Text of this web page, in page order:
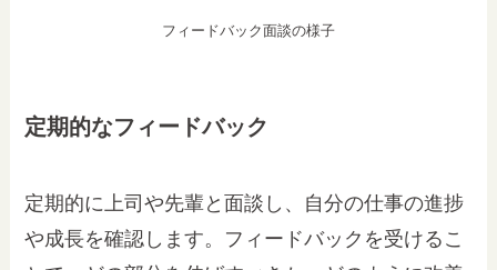
フィードバック面談の様子
定期的なフィードバック
定期的に上司や先輩と面談し、自分の仕事の進捗
や成長を確認します。フィードバックを受けるこ